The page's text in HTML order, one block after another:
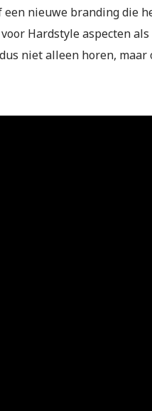
nieuwe branding die
Hardstyle aspecten
niet alleen horen,